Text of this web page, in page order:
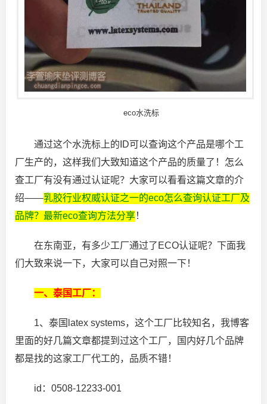
eco水洗标
通过这个水洗标上的ID可以查询这个产品是哪个工
厂生产的，这样我们大致知道这个产品的质量了！怎么
查工厂有没有通过认证呢？大家可以看看这篇文章的介
绍——乳胶行业权威认证之一的eco怎么查询认证工厂及
品牌？最新eco查询方法分享！
在东南亚，有多少工厂通过了ECO认证呢？下面我
们大致来说一下，大家可以自己对照一下！
一、泰国工厂：
1、泰国latex systems，这个工厂比较知名，我博客
里面的好几篇文章都提到过这个工厂，国内好几个品牌
都是找的这家工厂代工的，品质不错！
id：0508-12233-001